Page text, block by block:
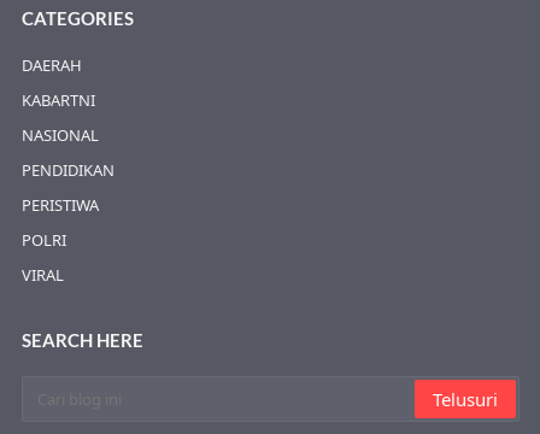
CATEGORIES
DAERAH
KABARTNI
NASIONAL
PENDIDIKAN
PERISTIWA
POLRI
VIRAL
SEARCH HERE